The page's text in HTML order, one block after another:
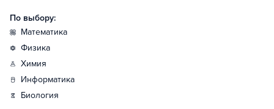
По выбору:
математика
физика
химия
информатика
биология